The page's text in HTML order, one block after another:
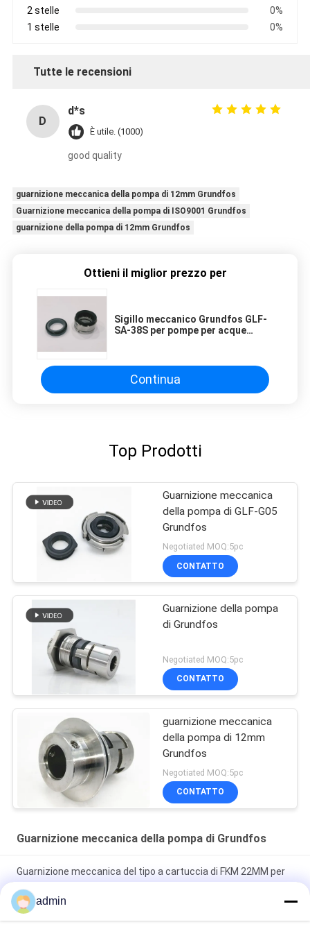
2 stelle
0%
1 stelle
0%
Tutte le recensioni
D
d*s
È utile. (1000)
good quality
guarnizione meccanica della pompa di 12mm Grundfos
Guarnizione meccanica della pompa di ISO9001 Grundfos
guarnizione della pompa di 12mm Grundfos
Ottieni il miglior prezzo per
Sigillo meccanico Grundfos GLF-
SA-38S per pompe per acque
Continua
Top Prodotti
Guarnizione meccanica
della pompa di GLF-G05
Grundfos
Negotiated MOQ:5pc
CONTATTO
Guarnizione della pompa
di Grundfos
Negotiated MOQ:5pc
CONTATTO
guarnizione meccanica
della pompa di 12mm
Grundfos
Negotiated MOQ:5pc
CONTATTO
Guarnizione meccanica della pompa di Grundfos
Guarnizione meccanica del tipo a cartuccia di FKM 22MM per
la pompa di Grundfos
Tipo velocità della guarnizione meccanica della pompa di H
admin